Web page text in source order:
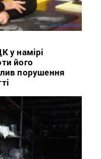
у намірі
його
порушення